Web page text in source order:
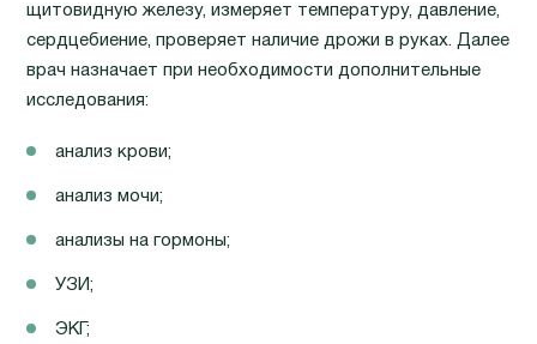
щитовидную железу, измеряет температуру, давление,
сердцебиение, проверяет наличие дрожи в руках. Далее
врач назначает при необходимости дополнительные
исследования:
анализ крови;
анализ мочи;
анализы на гормоны;
УЗИ;
ЭКГ;